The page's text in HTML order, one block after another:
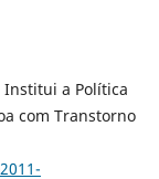
Institui a Política
com Transtorno